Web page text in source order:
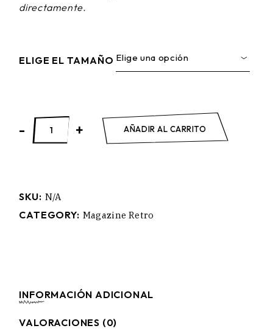
directamente.
ELIGE EL TAMAÑO Elige una opción
NATIONAL GEOGRAPHIC quantity
- + AÑADIR AL CARRITO
SKU: N/A
CATEGORY: Magazine Retro
INFORMACIÓN ADICIONAL
VALORACIONES (0)